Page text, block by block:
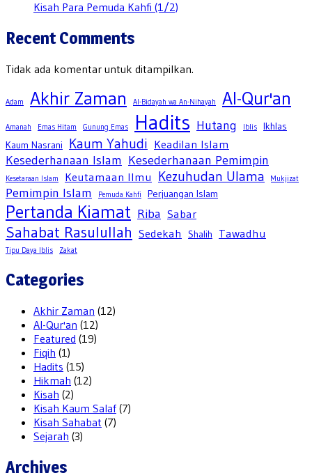
Kisah Para Pemuda Kahfi (1/2)
Recent Comments
Tidak ada komentar untuk ditampilkan.
Adam Akhir Zaman Al-Bidayah wa An-Nihayah Al-Qur'an
Amanah Emas Hitam Gunung Emas Hadits Hutang Iblis
Ikhlas
Kaum Nasrani
Kaum Yahudi Keadilan Islam
Kesederhanaan Islam Kesederhanaan Pemimpin
Kesetaraan Islam Keutamaan Ilmu Kezuhudan Ulama Mukjizat
Pemimpin Islam Pemuda Kahfi Perjuangan Islam
Pertanda Kiamat Riba Sabar
Sahabat Rasulullah Sedekah Shalih Tawadhu
Tipu Daya Iblis Zakat
Categories
Akhir Zaman (12)
Al-Qur'an (12)
Featured (19)
Fiqih (1)
Hadits (15)
Hikmah (12)
Kisah (2)
Kisah Kaum Salaf (7)
Kisah Sahabat (7)
Sejarah (3)
Archives